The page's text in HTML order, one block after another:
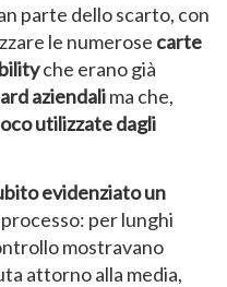
parte dello scarto, con
le numerose carte
che erano già
aziendalima che,
utilizzate dagli
evidenziato un
per lunghi
mostravano
attorno alla media,